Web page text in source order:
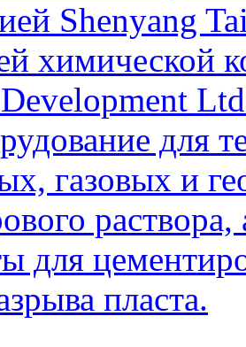
Shenyang
химической
для
газовых и
для
пласта.